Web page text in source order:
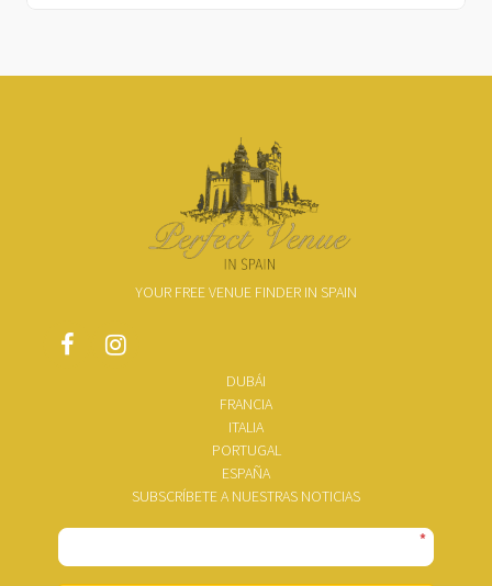
YOUR FREE VENUE FINDER IN SPAIN
DUBÁI
FRANCIA
ITALIA
PORTUGAL
ESPAÑA
SUBSCRÍBETE A NUESTRAS NOTICIAS
*